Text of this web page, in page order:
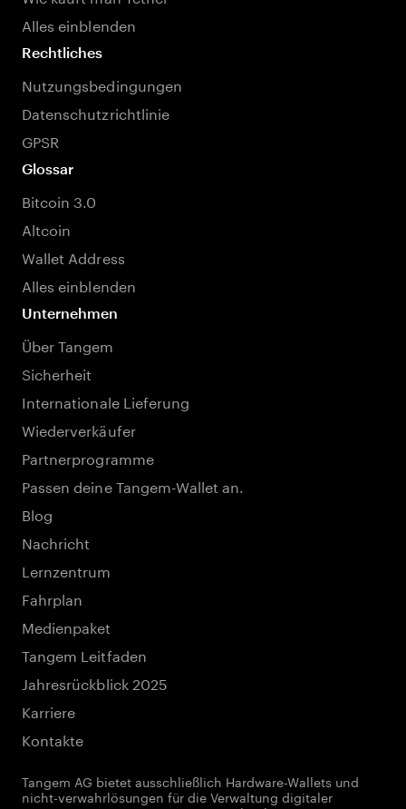
Alles einblenden
Rechtliches
Nutzungsbedingungen
Datenschutzrichtlinie
GPSR
Glossar
Bitcoin 3.0
Altcoin
Wallet Address
Alles einblenden
Unternehmen
Über Tangem
Sicherheit
Internationale Lieferung
Wiederverkäufer
Partnerprogramme
Passen deine Tangem-Wallet an.
Blog
Nachricht
Lernzentrum
Fahrplan
Medienpaket
Tangem Leitfaden
Jahresrückblick 2025
Karriere
Kontakte
Tangem AG bietet ausschließlich Hardware-Wallets und
nicht-verwahrlösungen für die Verwaltung digitaler